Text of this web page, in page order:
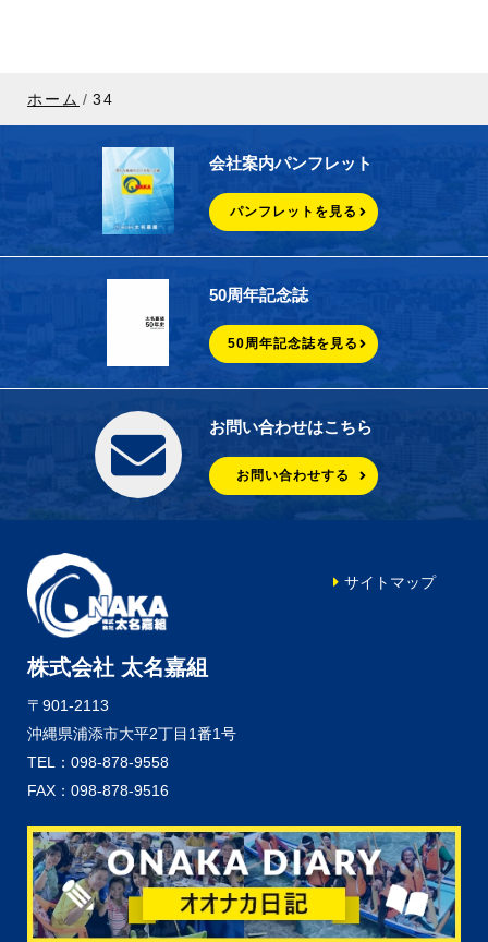
ホーム 34
会社案内パンフレット
パンフレットを見る
50周年記念誌
50周年記念誌を見る
お問い合わせはこちら
お問い合わせする
株式会社 太名嘉組
〒901-2113
沖縄県浦添市大平2丁目1番1号
TEL：098-878-9558
FAX：098-878-9516
サイトマップ